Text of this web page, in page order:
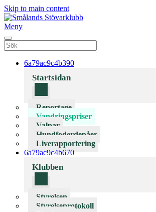
Skip to main content
Meny
6a79ac9c4b390
Startsidan
Reportage
Vandringspriser
Valpar
Hundfoderdepåer
Liverapportering
6a79ac9c4b670
Klubben
Styrelsen
Styrelseprotokoll